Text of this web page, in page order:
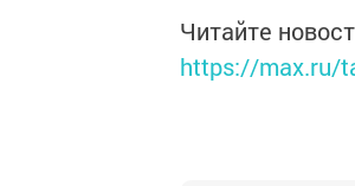
Читайте
https://max.ru/